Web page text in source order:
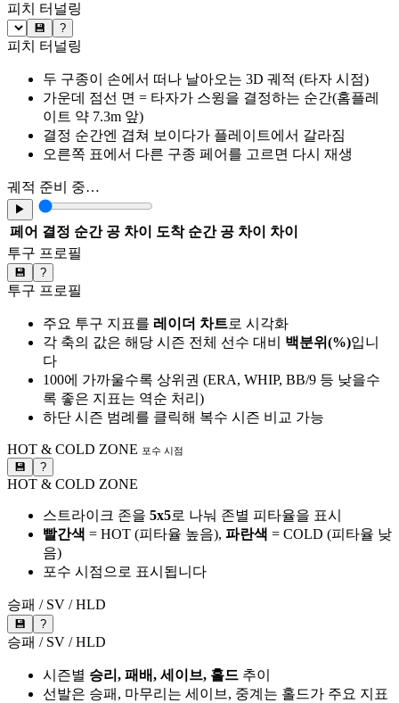
피치 터널링
💾 ?
피치 터널링
두 구종이 손에서 떠나 날아오는 3D 궤적 (타자 시점)
가운데 점선 면 = 타자가 스윙을 결정하는 순간(홈플레
이트 약 7.3m 앞)
결정 순간엔 겹쳐 보이다가 플레이트에서 갈라짐
오른쪽 표에서 다른 구종 페어를 고르면 다시 재생
궤적 준비 중…
▶
페어 결정 순간 공 차이 도착 순간 공 차이
차이
투구 프로필
💾 ?
투구 프로필
주요 투구 지표를 레이더 차트로 시각화
각 축의 값은 해당 시즌 전체 선수 대비 백분위(%)입니
다
100에 가까울수록 상위권 (ERA, WHIP, BB/9 등 낮을수
록 좋은 지표는 역순 처리)
하단 시즌 범례를 클릭해 복수 시즌 비교 가능
HOT & COLD ZONE 포수 시점
💾 ?
HOT & COLD ZONE
스트라이크 존을 5x5로 나눠 존별 피타율을 표시
빨간색 = HOT (피타율 높음), 파란색 = COLD (피타율 낮
음)
포수 시점으로 표시됩니다
승패 / SV / HLD
💾 ?
승패 / SV / HLD
시즌별 승리, 패배, 세이브, 홀드 추이
선발은 승패, 마무리는 세이브, 중계는 홀드가 주요 지표